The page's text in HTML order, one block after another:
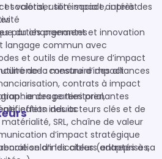
sociétal, utilité sociale, intérêt
du changement et innovation
et outils de mesure d’impact
de la mesure d’impact
contrats à impact
: ancrage territorial,
effets induits
SRL, chaîne de valeur
d’indicateurs adaptés à sa
et valoriser son impact auprès des
parties prenantes
langage commun avec
: construire des alliances
des parties prenantes
des acteurs clés et de
d’impact stratégique
selon les cibles (entreprises,